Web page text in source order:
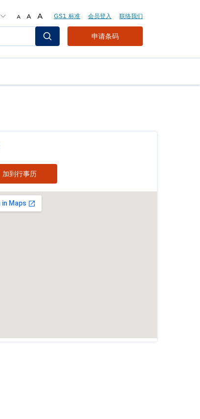
A A A GS1 标准 会员登入 联络我们
Header
Top
Menu
申请条码
加到行事历